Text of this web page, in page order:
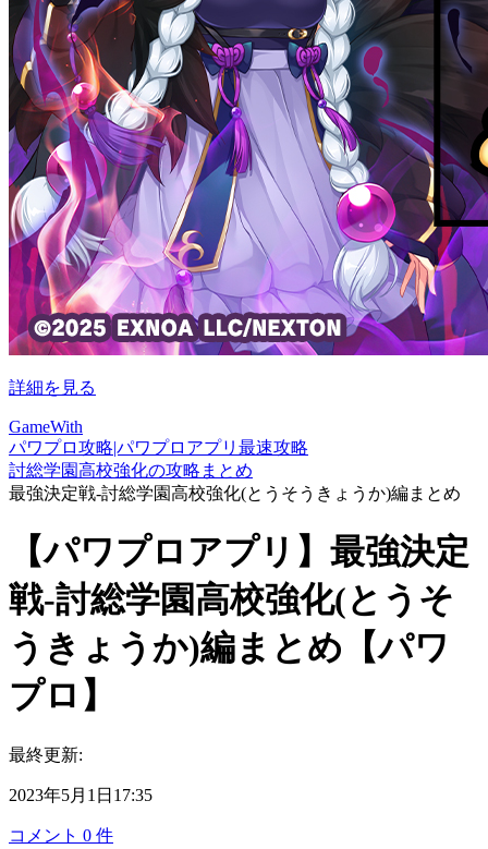
詳細を見る
GameWith
パワプロ攻略|パワプロアプリ最速攻略
討総学園高校強化の攻略まとめ
最強決定戦-討総学園高校強化(とうそうきょうか)編まとめ
【パワプロアプリ】最強決定
戦-討総学園高校強化(とうそ
うきょうか)編まとめ【パワ
プロ】
最終更新:
2023年5月1日17:35
コメント 0 件